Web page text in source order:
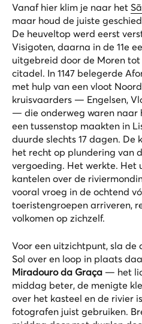
Vanaf hier klim je naar het
maar houd de juiste
De heuveltop werd eerst
Visigoten, daarna in de 11e
uitgebreid door de Moren
citadel. In 1147 belegerde
met hulp van een vloot
kruisvaarders — Engelsen,
— die onderweg waren naar
een tussenstop maakten in
duurde slechts 17 dagen. De
het recht op plundering van
vergoeding. Het werkte. Het
kantelen over de
vooral vroeg in de ochtend
toeristengroepen arriveren,
volkomen op zichzelf.
Voor een uitzichtpunt, sla de
Sol over en loop in plaats
Miradouro da Graça — het
middag beter, de menigte
over het kasteel en de rivier
fotografen juist gebruiken.